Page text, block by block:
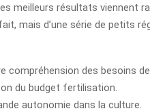
meilleurs résultats viennent
mais d’une série de petits
compréhension des besoins
du budget fertilisation.
autonomie dans la culture.